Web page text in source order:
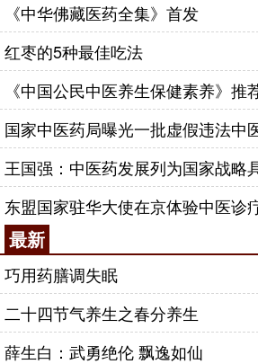
《中华佛藏医药全集》首发
红枣的5种最佳吃法
《中国公民中医养生保健素养》推
国家中医药局曝光一批虚假违法中
王国强：中医药发展列为国家战略
东盟国家驻华大使在京体验中医诊
最新
巧用药膳调失眠
二十四节气养生之春分养生
薛生白：武勇绝伦 飘逸如仙